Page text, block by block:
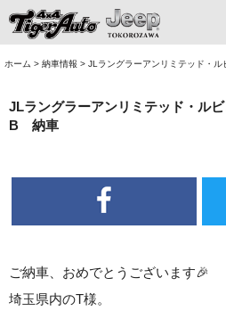
ホーム > 納車情報 > JLラングラーアンリミテッド・
JLラングラーアンリミテッド・ル
B 納車
ご納車、おめでとうございます🎉
埼玉県内のT様。